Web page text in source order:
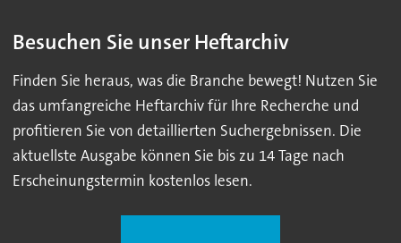
Besuchen Sie unser Heftarchiv
Finden Sie heraus, was die Branche bewegt! Nutzen Sie
das umfangreiche Heftarchiv für Ihre Recherche und
profitieren Sie von detaillierten Suchergebnissen. Die
aktuellste Ausgabe können Sie bis zu 14 Tage nach
Erscheinungstermin kostenlos lesen.